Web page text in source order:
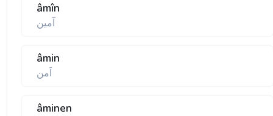
âmîn
آمين
âmin
اَمن
âminen